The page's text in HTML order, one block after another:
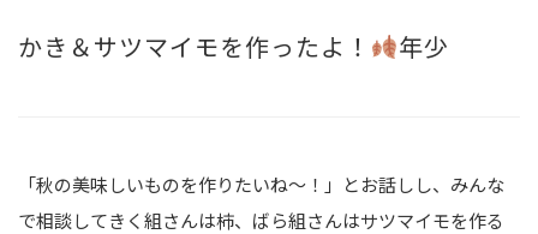
かき＆サツマイモを作ったよ！ 年少
「秋の美味しいものを作りたいね～！」とお話しし、みんな
で相談してきく組さんは柿、ばら組さんはサツマイモを作る